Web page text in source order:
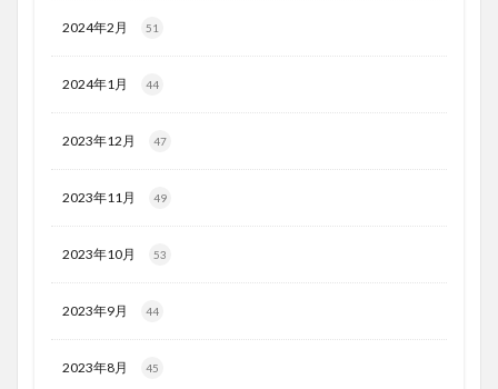
2024年2月 51
2024年1月 44
2023年12月 47
2023年11月 49
2023年10月 53
2023年9月 44
2023年8月 45